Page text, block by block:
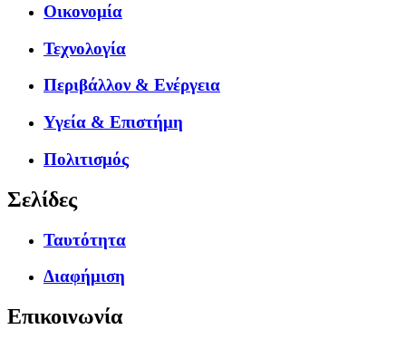
Οικονομία
Τεχνολογία
Περιβάλλον & Ενέργεια
Υγεία & Επιστήμη
Πολιτισμός
Σελίδες
Ταυτότητα
Διαφήμιση
Επικοινωνία